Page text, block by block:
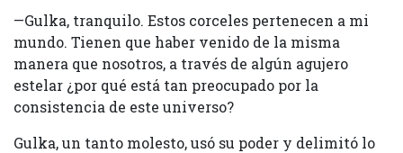
—Gulka, tranquilo. Estos corceles pertenecen a mi
mundo. Tienen que haber venido de la misma
manera que nosotros, a través de algún agujero
estelar ¿por qué está tan preocupado por la
consistencia de este universo?
Gulka, un tanto molesto, usó su poder y delimitó lo